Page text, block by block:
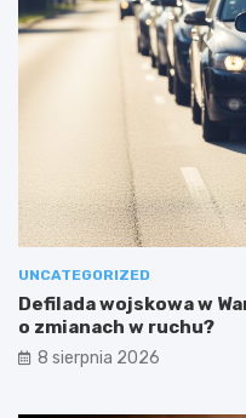
UNCATEGORIZED
Defilada wojskowa w
o zmianach w ruchu?
8 sierpnia 2026